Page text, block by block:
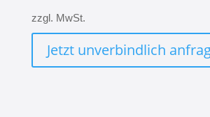
zzgl. MwSt.
Jetzt unverbindlich